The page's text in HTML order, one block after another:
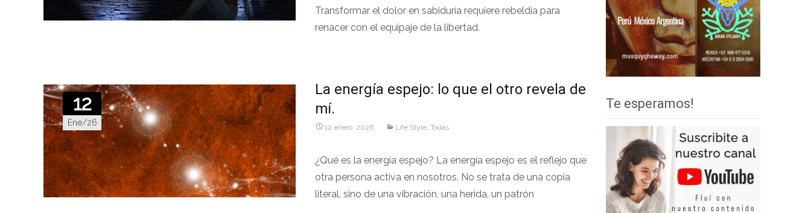
Transformar el dolor en sabiduría requiere rebeldía para
renacer con el equipaje de la libertad.
12
Ene/26
La energía espejo: lo que el otro revela de
mí.
12 enero, 2026 Life Style, Todas
¿Qué es la energía espejo? La energía espejo es el reflejo que
otra persona activa en nosotros. No se trata de una copia
literal, sino de una vibración, una herida, un patrón
Te esperamos!